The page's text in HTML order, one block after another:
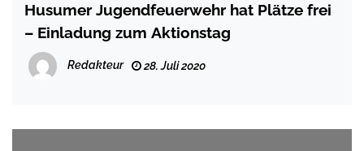
Husumer Jugendfeuerwehr hat Plätze frei
– Einladung zum Aktionstag
Redakteur 28. Juli 2020